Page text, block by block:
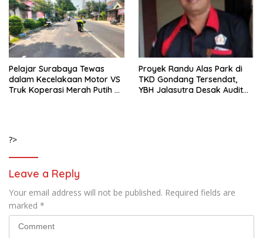
Pelajar Surabaya Tewas
dalam Kecelakaan Motor VS
Truk Koperasi Merah Putih di
Proyek Randu Alas Park di
TKD Gondang Tersendat,
YBH Jalasutra Desak Audit
?>
Leave a Reply
Your email address will not be published. Required fields are
marked *